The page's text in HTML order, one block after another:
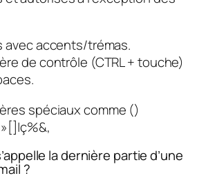
avec accents/trémas.
de contrôle (CTRL + touche)
spéciaux comme ()
la dernière partie d’une
?